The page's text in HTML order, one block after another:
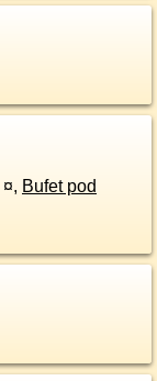
¤, Bufet pod